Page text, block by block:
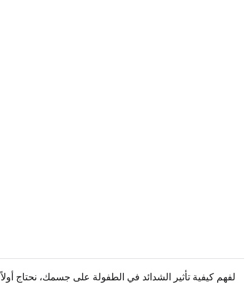
لفهم كيفية تأثير الشدائد في الطفولة على جسمك، نحتاج